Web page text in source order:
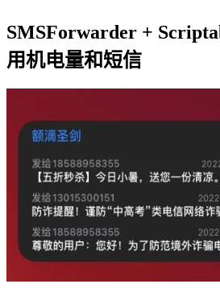
SMSForwarder +
用机电量和短信